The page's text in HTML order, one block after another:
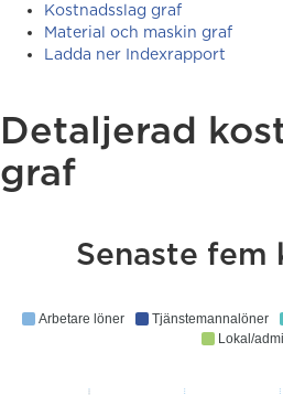
Kostnadsslag graf
Material och maskin graf
Ladda ner Indexrapport
Detaljerad
graf
Senaste fem
Arbetare löner Tjänstemannalöner
Lokal/